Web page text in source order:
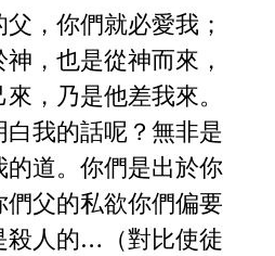
，你們就必愛我；
，也是從神而來，
，乃是他差我來。
我的話呢？無非是
的道。你們是出於你
父的私欲你們偏要
殺人的…（對比使徒